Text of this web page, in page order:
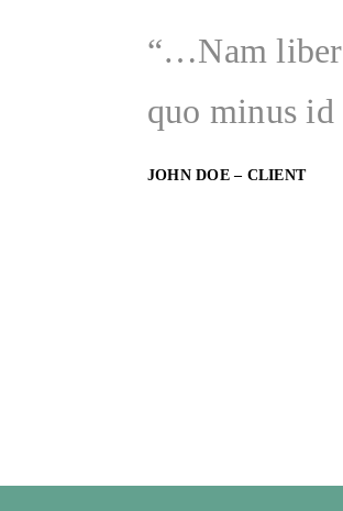
“…Nam
quo minus
JOHN DOE – CLIENT